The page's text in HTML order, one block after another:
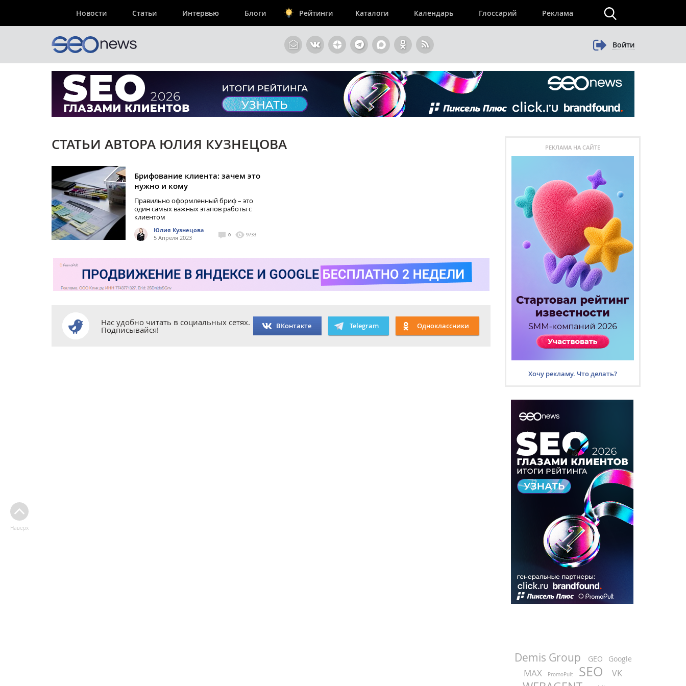
Новости Статьи Интервью Блоги Рейтинги Каталоги Календарь Глоссарий Реклама
Войти
СТАТЬИ АВТОРА ЮЛИЯ КУЗНЕЦОВА
Брифование клиента: зачем это
нужно и кому
Правильно оформленный бриф – это
один самых важных этапов работы с
клиентом
Юлия Кузнецова
5 Апреля 2023
0 9733
Нас удобно читать в социальных сетях.
Подписывайся! ВКонтакте Telegram Одноклассники
Наверх
РЕКЛАМА НА САЙТЕ
Хочу рекламу. Что делать?
Demis Group GEO Google
MAX PromoPult SEO VK